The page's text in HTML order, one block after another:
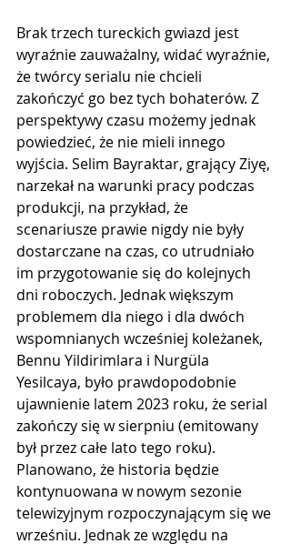
Brak trzech tureckich gwiazd jest
wyraźnie zauważalny, widać wyraźnie,
że twórcy serialu nie chcieli
zakończyć go bez tych bohaterów. Z
perspektywy czasu możemy jednak
powiedzieć, że nie mieli innego
wyjścia. Selim Bayraktar, grający Ziyę,
narzekał na warunki pracy podczas
produkcji, na przykład, że
scenariusze prawie nigdy nie były
dostarczane na czas, co utrudniało
im przygotowanie się do kolejnych
dni roboczych. Jednak większym
problemem dla niego i dla dwóch
wspomnianych wcześniej koleżanek,
Bennu Yildirimlara i Nurgüla
Yesilcaya, było prawdopodobnie
ujawnienie latem 2023 roku, że serial
zakończy się w sierpniu (emitowany
był przez całe lato tego roku).
Planowano, że historia będzie
kontynuowana w nowym sezonie
telewizyjnym rozpoczynającym się we
wrześniu. Jednak ze względu na